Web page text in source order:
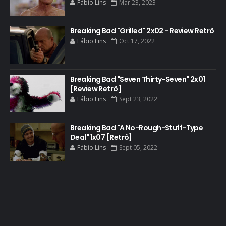
BETSY BRANDT
BETTER CALL SAUL
BLOOPERS
BLU-RAY
BOB ODENKIRK
BOB ODENKIRK CINEMA
BOB ODENKIRK TV
BREAKING BAD ART PROJECT
BREAKING BAD HISTORY
BREAKING BAD DA VIDA REAL
Fábio Lins Mar 23, 2023
Breaking Bad "Grilled" 2x02 - Review Retrô
Fábio Lins Oct 17, 2022
Breaking Bad "Seven Thirty-Seven" 2x01
[Review Retrô]
Fábio Lins Sept 23, 2022
Breaking Bad "A No-Rough-Stuff-Type
Deal" 1x07 [Retrô]
Fábio Lins Sept 05, 2022